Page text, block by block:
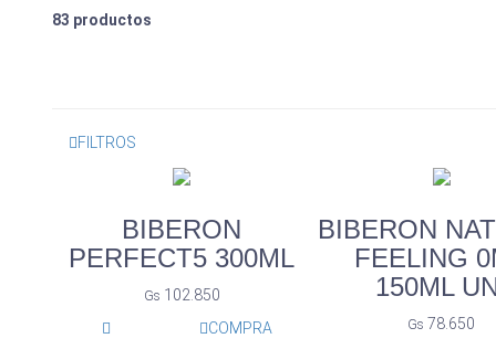
83 productos
FILTROS
BIBERON
PERFECT5 300ML
Gs 102.850
COMPRA
BIBERON
FEELING
150ML
Gs 78.650